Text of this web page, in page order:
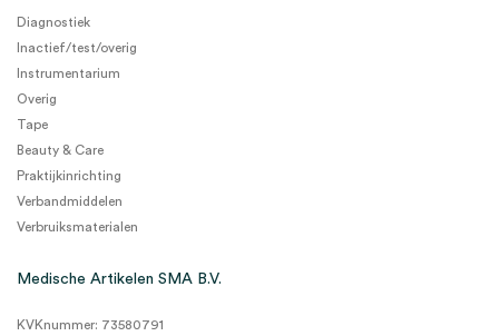
Diagnostiek
Inactief/test/overig
Instrumentarium
Overig
Tape
Beauty & Care
Praktijkinrichting
Verbandmiddelen
Verbruiksmaterialen
Medische Artikelen SMA B.V.
KVKnummer: 73580791